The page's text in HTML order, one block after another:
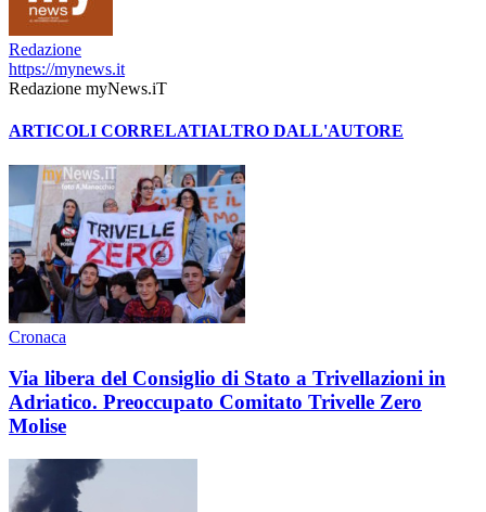
Redazione
https://mynews.it
Redazione myNews.iT
ARTICOLI CORRELATIALTRO DALL'AUTORE
Cronaca
Via libera del Consiglio di Stato a Trivellazioni in
Adriatico. Preoccupato Comitato Trivelle Zero
Molise